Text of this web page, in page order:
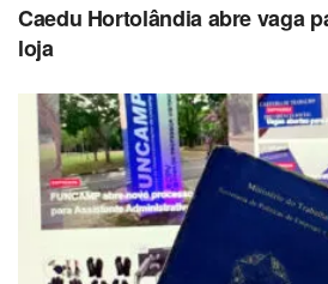
Caedu Hortolândia abre vaga
loja